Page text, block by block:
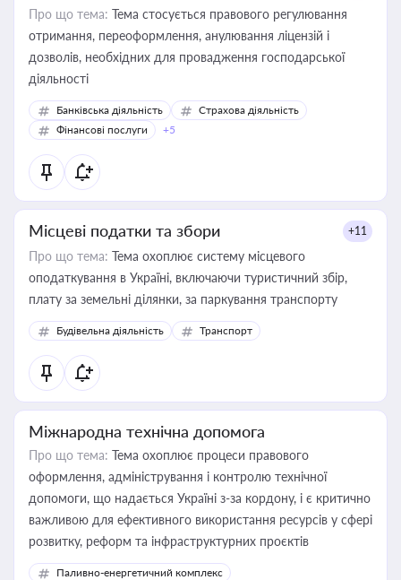
Про що тема: Тема стосується правового регулювання
отримання, переоформлення, анулювання ліцензій і
дозволів, необхідних для провадження господарської
діяльності
Банківська діяльність
Страхова діяльність
Фінансові послуги
+5
Місцеві податки та збори +11
Про що тема: Тема охоплює систему місцевого
оподаткування в Україні, включаючи туристичний збір,
плату за земельні ділянки, за паркування транспорту
Будівельна діяльність Транспорт
Міжнародна технічна допомога
Про що тема: Тема охоплює процеси правового
оформлення, адміністрування і контролю технічної
допомоги, що надається Україні з-за кордону, і є критично
важливою для ефективного використання ресурсів у сфері
розвитку, реформ та інфраструктурних проєктів
Паливно-енергетичний комплекс